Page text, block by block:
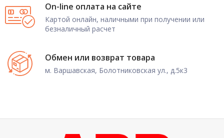
On-line оплата на сайте
Картой онлайн, наличными при получении или
безналичный расчет
Обмен или возврат товара
м. Варшавская, Болотниковская ул., д.5к3